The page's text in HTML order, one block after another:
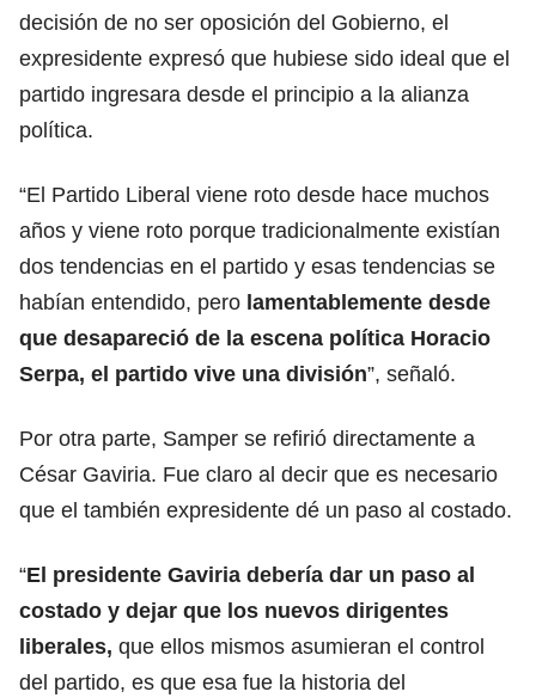
decisión de no ser oposición del Gobierno, el
expresidente expresó que hubiese sido ideal que el
partido ingresara desde el principio a la alianza
política.
“El Partido Liberal viene roto desde hace muchos
años y viene roto porque tradicionalmente existían
dos tendencias en el partido y esas tendencias se
habían entendido, pero lamentablemente desde
que desapareció de la escena política Horacio
Serpa, el partido vive una división”, señaló.
Por otra parte, Samper se refirió directamente a
César Gaviria. Fue claro al decir que es necesario
que el también expresidente dé un paso al costado.
“El presidente Gaviria debería dar un paso al
costado y dejar que los nuevos dirigentes
liberales, que ellos mismos asumieran el control
del partido, es que esa fue la historia del